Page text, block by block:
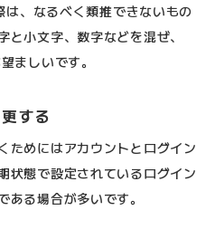
、なるべく類推できないもの
小文字、数字などを混ぜ、
ましいです。
する
ためにはアカウントとログイン
状態で設定されているログイン
る場合が多いです。